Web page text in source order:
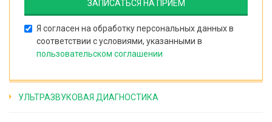
Я согласен на обработку персональных данных в
соответствии с условиями, указанными в
пользовательском соглашении
УЛЬТРАЗВУКОВАЯ ДИАГНОСТИКА